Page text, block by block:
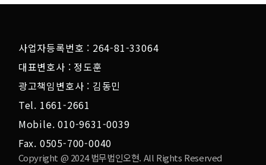
사업자등록번호 : 264-81-33064
대표변호사 : 정도훈
광고책임변호사 : 김동민
Tel. 1661-2661
Mobile. 010-9631-0039
Fax. 0505-700-0040
Copyright @ 2024 법무법인오현. All Rights Reserved